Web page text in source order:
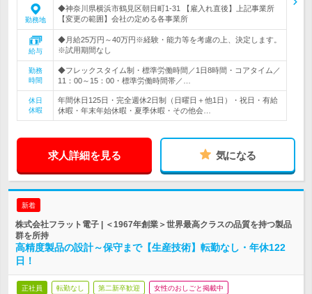
勤務地
◆神奈川県横浜市鶴見区朝日町1-31 【雇入れ直後】上記事業所
【変更の範囲】会社の定める各事業所
給与
◆月給25万円～40万円※経験・能力等を考慮の上、決定します。
※試用期間なし
勤務
時間
◆フレックスタイム制・標準労働時間／1日8時間・コアタイム／
11：00～15：00・標準労働時間帯／…
休日
休暇
年間休日125日・完全週休2日制（日曜日＋他1日）・祝日・有給
休暇・年末年始休暇・夏季休暇・その他会…
求人詳細を見る 気になる
新着
株式会社フラット電子 | ＜1967年創業＞世界最高クラスの品質を持つ製品
群を所持
高精度製品の設計～保守まで【生産技術】転勤なし・年休122
日！
正社員 転勤なし 第二新卒歓迎 女性のおしごと掲載中